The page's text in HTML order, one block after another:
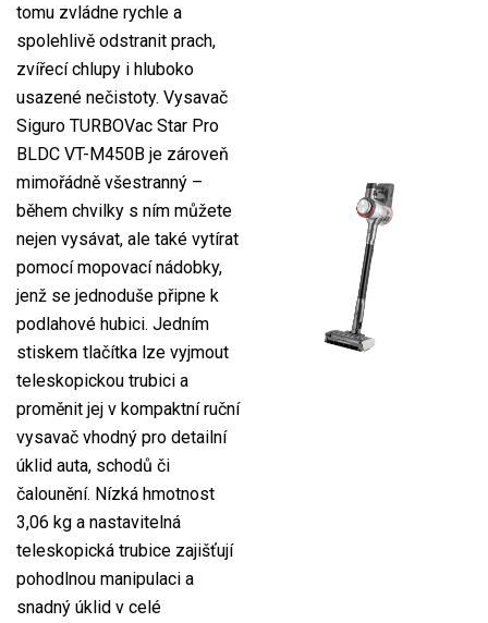
tomu zvládne rychle a
spolehlivě odstranit prach,
zvířecí chlupy i hluboko
usazené nečistoty. Vysavač
Siguro TURBOVac Star Pro
BLDC VT-M450B je zároveň
mimořádně všestranný –
během chvilky s ním můžete
nejen vysávat, ale také vytírat
pomocí mopovací nádobky,
jenž se jednoduše připne k
podlahové hubici. Jedním
stiskem tlačítka lze vyjmout
teleskopickou trubici a
proměnit jej v kompaktní ruční
vysavač vhodný pro detailní
úklid auta, schodů či
čalounění. Nízká hmotnost
3,06 kg a nastavitelná
teleskopická trubice zajišťují
pohodlnou manipulaci a
snadný úklid v celé